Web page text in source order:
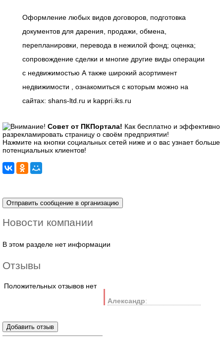
Оформление любых видов договоров, подготовка
документов для дарения, продажи, обмена,
перепланировки, перевода в нежилой фонд; оценка;
сопровождение сделки и многие другие виды операции
с недвижимостью А также широкий асортимент
недвижимости , ознакомиться с которым можно на
сайтах: shans-ltd.ru и kappri.iks.ru
Совет от ПКПортала! Как бесплатно и эффективно
разрекламировать страницу о своём предприятии!
Нажмите на кнопки социальных сетей ниже и о вас узнает больше
потенциальных клиентов!
Новости компании
В этом разделе нет информации
Отзывы
Положительных отзывов нет
Александр: